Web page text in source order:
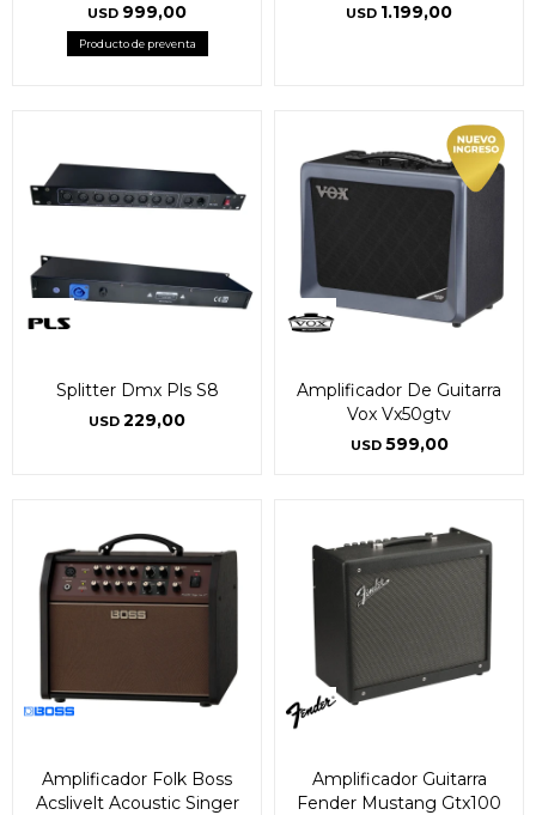
USD 999,00
Producto de preventa
USD 1.199,00
Splitter Dmx Pls S8
USD 229,00
Amplificador De Guitarra
Vox Vx50gtv
USD 599,00
Amplificador Folk Boss
Acslivelt Acoustic Singer
Amplificador Guitarra
Fender Mustang Gtx100